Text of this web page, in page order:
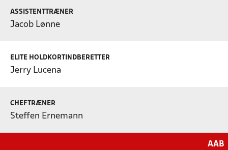
ASSISTENTTRÆNER
Jacob Lønne
ELITE HOLDKORTINDBERETTER
Jerry Lucena
CHEFTRÆNER
Steffen Ernemann
AAB